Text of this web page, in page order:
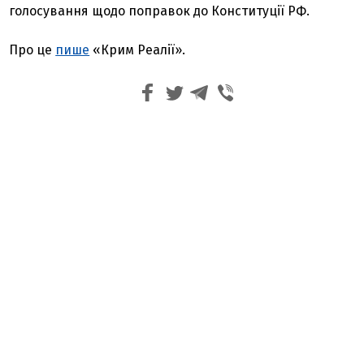
голосування щодо поправок до Конституції РФ.
Про це пише «Крим Реалії».